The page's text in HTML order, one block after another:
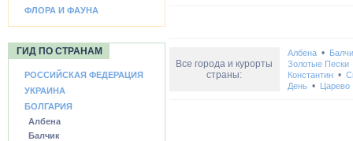
ФЛОРА И ФАУНА
ГИД ПО СТРАНАМ
РОССИЙСКАЯ ФЕДЕРАЦИЯ
УКРАИНА
БОЛГАРИЯ
Албена
Балчик
Все города и курорты
страны:
Албена•
Золотые Пески
Константин•
День• Царево